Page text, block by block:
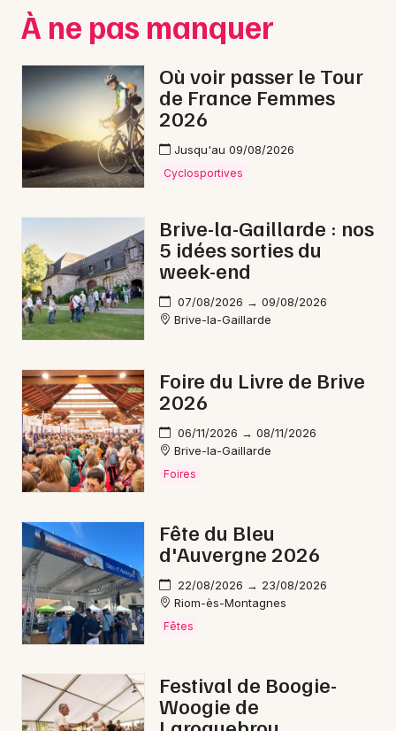
À ne pas manquer
Où voir passer le Tour
de France Femmes
2026
Jusqu'au 09/08/2026
Cyclosportives
Brive-la-Gaillarde : nos
5 idées sorties du
week-end
07/08/2026 → 09/08/2026
Brive-la-Gaillarde
Foire du Livre de Brive
2026
06/11/2026 → 08/11/2026
Brive-la-Gaillarde
Foires
Fête du Bleu
d'Auvergne 2026
22/08/2026 → 23/08/2026
Riom-ès-Montagnes
Fêtes
Festival de Boogie-
Woogie de